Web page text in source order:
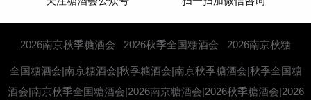
2026南京秋季糖酒会 2026秋季全国糖酒会 2026南京秋糖
全国糖酒会|南京糖酒会|秋季糖酒会|南京秋季糖酒会|秋季全国糖
酒会|南京秋季全国糖酒会|2026南京糖酒会|2026秋季糖酒会|2026